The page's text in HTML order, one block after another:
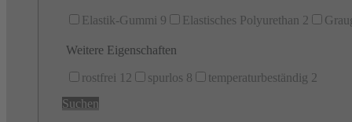
Elastik-Gummi 9 Elastisches Polyurethan 2
Weitere Eigenschaften
rostfrei 12 spurlos 8 temperaturbeständig 2
Suchen